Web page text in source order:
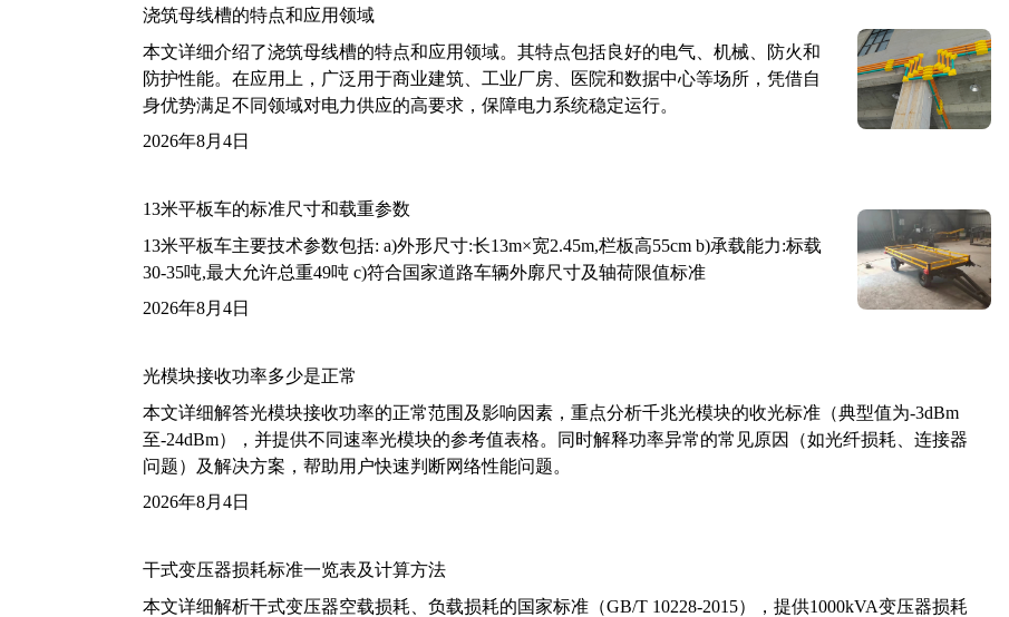
浇筑母线槽的特点和应用领域
本文详细介绍了浇筑母线槽的特点和应用领域。其特点包括良好的电气、机械、防火和
防护性能。在应用上，广泛用于商业建筑、工业厂房、医院和数据中心等场所，凭借自
身优势满足不同领域对电力供应的高要求，保障电力系统稳定运行。
2026年8月4日
13米平板车的标准尺寸和载重参数
13米平板车主要技术参数包括: a)外形尺寸:长13m×宽2.45m,栏板高55cm b)承载能力:标载
30-35吨,最大允许总重49吨 c)符合国家道路车辆外廓尺寸及轴荷限值标准
2026年8月4日
光模块接收功率多少是正常
本文详细解答光模块接收功率的正常范围及影响因素，重点分析千兆光模块的收光标准（典型值为-3dBm
至-24dBm），并提供不同速率光模块的参考值表格。同时解释功率异常的常见原因（如光纤损耗、连接器
问题）及解决方案，帮助用户快速判断网络性能问题。
2026年8月4日
干式变压器损耗标准一览表及计算方法
本文详细解析干式变压器空载损耗、负载损耗的国家标准（GB/T 10228-2015），提供1000kVA变压器损耗